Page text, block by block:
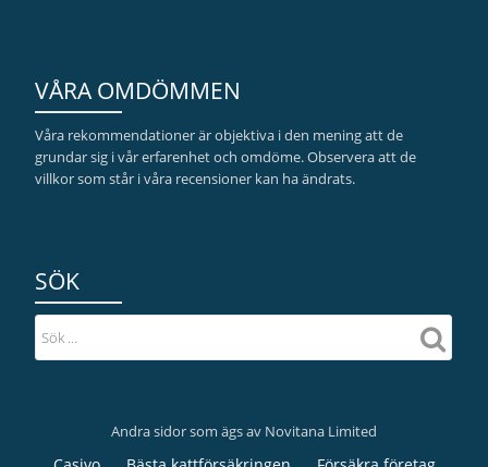
VÅRA OMDÖMMEN
Våra rekommendationer är objektiva i den mening att de
grundar sig i vår erfarenhet och omdöme. Observera att de
villkor som står i våra recensioner kan ha ändrats.
SÖK
Andra sidor som ägs av Novitana Limited